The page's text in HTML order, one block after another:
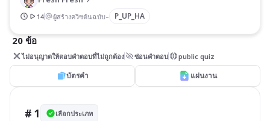
14 ผู้สร้างควิซต้นฉบับ- P_UP_HA
20 ข้อ
ไม่อนุญาตให้ตอบคำตอบที่ไม่ถูกต้อง ซ่อนคำตอบ public quiz
บัตรคำ แผ่นงาน
# 1 เลือกประเภท